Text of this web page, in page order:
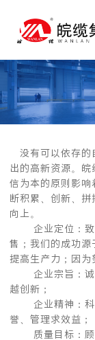
没有可以依存的
出的高新资源。
信为本的原则影响
断积累、创新、
向上。
企业定位：致
售；我们的成功源
提高生产力；因为
企业宗旨：诚
越创新；
企业精神：科
誉、管理求效益；
质量目标：顾